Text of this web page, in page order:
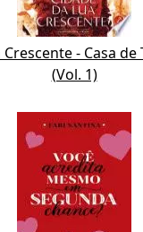
- Casa
(Vol. 1)